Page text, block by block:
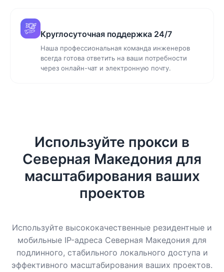
Круглосуточная поддержка 24/7
Наша профессиональная команда инженеров
всегда готова ответить на ваши потребности
через онлайн-чат и электронную почту.
Используйте прокси в
Северная Македония для
масштабирования ваших
проектов
Используйте высококачественные резидентные и
мобильные IP-адреса Северная Македония для
подлинного, стабильного локального доступа и
эффективного масштабирования ваших проектов.